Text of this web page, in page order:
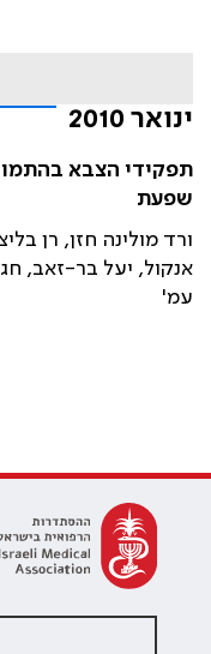
ינואר 2010
תפקידי הצבא
שפעת
ורד מולינה חזן, רן
אנקול, יעל בר-זאב,
עמ'